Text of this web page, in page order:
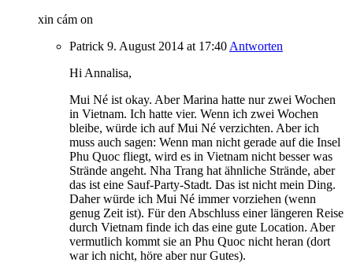
xin cám on
Patrick 9. August 2014 at 17:40 Antworten
Hi Annalisa,
Mui Né ist okay. Aber Marina hatte nur zwei Wochen
in Vietnam. Ich hatte vier. Wenn ich zwei Wochen
bleibe, würde ich auf Mui Né verzichten. Aber ich
muss auch sagen: Wenn man nicht gerade auf die Insel
Phu Quoc fliegt, wird es in Vietnam nicht besser was
Strände angeht. Nha Trang hat ähnliche Strände, aber
das ist eine Sauf-Party-Stadt. Das ist nicht mein Ding.
Daher würde ich Mui Né immer vorziehen (wenn
genug Zeit ist). Für den Abschluss einer längeren Reise
durch Vietnam finde ich das eine gute Location. Aber
vermutlich kommt sie an Phu Quoc nicht heran (dort
war ich nicht, höre aber nur Gutes).